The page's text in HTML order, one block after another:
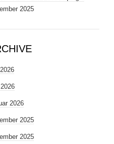
2025
2026
2025
2025